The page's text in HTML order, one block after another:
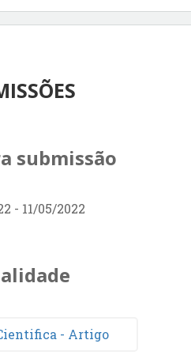
submissão
- 11/05/2022
- Artigo